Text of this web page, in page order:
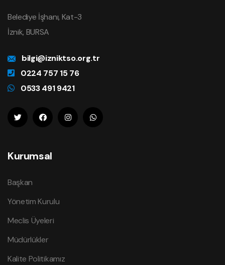
Belediye İşhanı, Kat-3
İznik, BURSA
bilgi@izniktso.org.tr
0224 757 15 76
0533 491 9421
Kurumsal
Başkan
Yönetim Kurulu
Meclis Üyeleri
Müdürlükler
Kalite Politikamız